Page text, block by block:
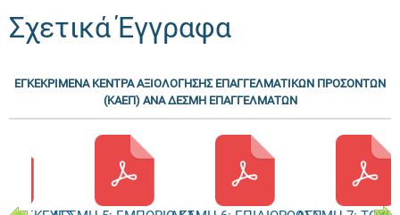
Σχετικά Έγγραφα
ΕΓΚΕΚΡΙΜΕΝΑ ΚΕΝΤΡΑ ΑΞΙΟΛΟΓΗΣΗΣ ΕΠΑΓΓΕΛΜΑΤΙΚΩΝ ΠΡΟΣΟΝΤΩΝ
(ΚΑΕΠ) ΑΝΑ ΔΕΣΜΗ ΕΠΑΓΓΕΛΜΑΤΩΝ